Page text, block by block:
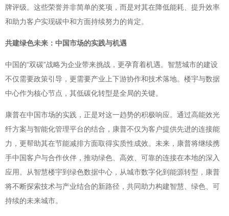
牌评级。这些荣誉并非简单的奖项，而是对其在降低能耗、提升效率
和助力客户实现碳中和方面持续努力的肯定。
共建绿色未来：中国市场的实践与机遇
中国的“双碳”战略为企业带来挑战，更孕育着机遇。智慧城市的建设
不仅需要政策引导，更需要产业上下游协作和技术落地。楼宇与数据
中心作为核心节点，其低碳化转型是全局的关键。
康普在中国市场的实践，正是对这一趋势的积极响应。通过高能效光
纤方案与智能化管理平台的结合，康普不仅为客户提供先进的连接能
力，更帮助其在节能减排方面取得实质性成效。未来，康普将继续携
手中国客户与合作伙伴，推动绿色、高效、可靠的连接在本地的深入
应用。从智慧楼宇到绿色数据中心，从城市数字化到能源转型，康普
将不断探索技术与产业结合的新路径，共同助力构建智慧、绿色、可
持续的未来城市。